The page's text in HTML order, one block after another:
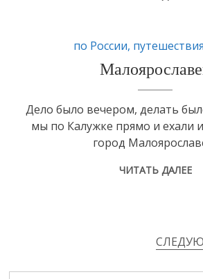
по России, путешествия
Дело было вечером, делать
мы по Калужке прямо и ехали
город
ЧИТАТЬ ДАЛЕЕ
по